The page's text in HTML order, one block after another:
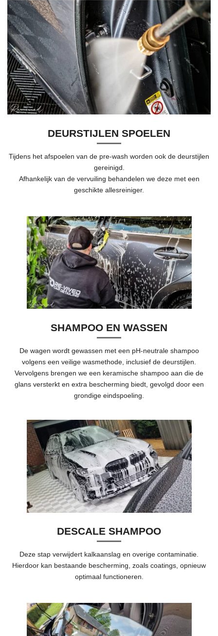
DEURSTIJLEN SPOELEN
Tijdens het afspoelen van de pre-wash worden ook de deurstijlen
gereinigd.
Afhankelijk van de vervuiling behandelen we deze met een
geschikte allesreiniger.
SHAMPOO EN WASSEN
De wagen wordt gewassen met een pH-neutrale shampoo
volgens een veilige wasmethode, inclusief de deurstijlen.
Vervolgens brengen we een keramische shampoo aan die de
glans versterkt en extra bescherming biedt, gevolgd door een
grondige eindspoeling.
DESCALE SHAMPOO
Deze stap verwijdert kalkaanslag en overige contaminatie.
Hierdoor kan bestaande bescherming, zoals coatings, opnieuw
optimaal functioneren.